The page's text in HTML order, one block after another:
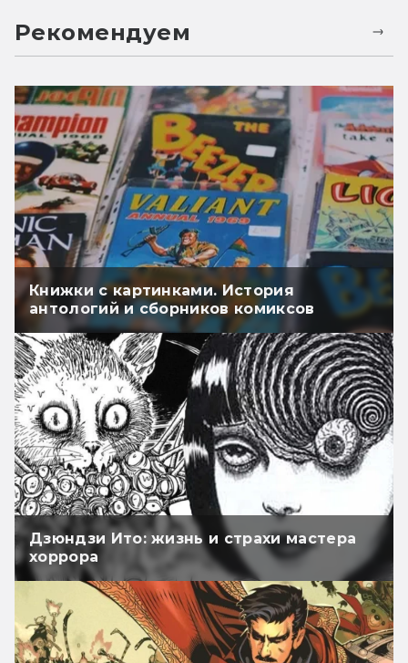
Рекомендуем
Книжки с картинками. История
антологий и сборников комиксов
Дзюндзи Ито: жизнь и страхи мастера
хоррора